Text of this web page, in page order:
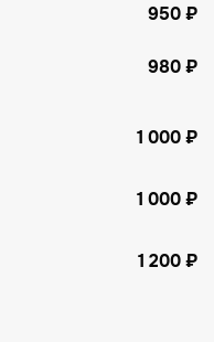
950 ₽
980 ₽
1 000 ₽
1 000 ₽
1 200 ₽